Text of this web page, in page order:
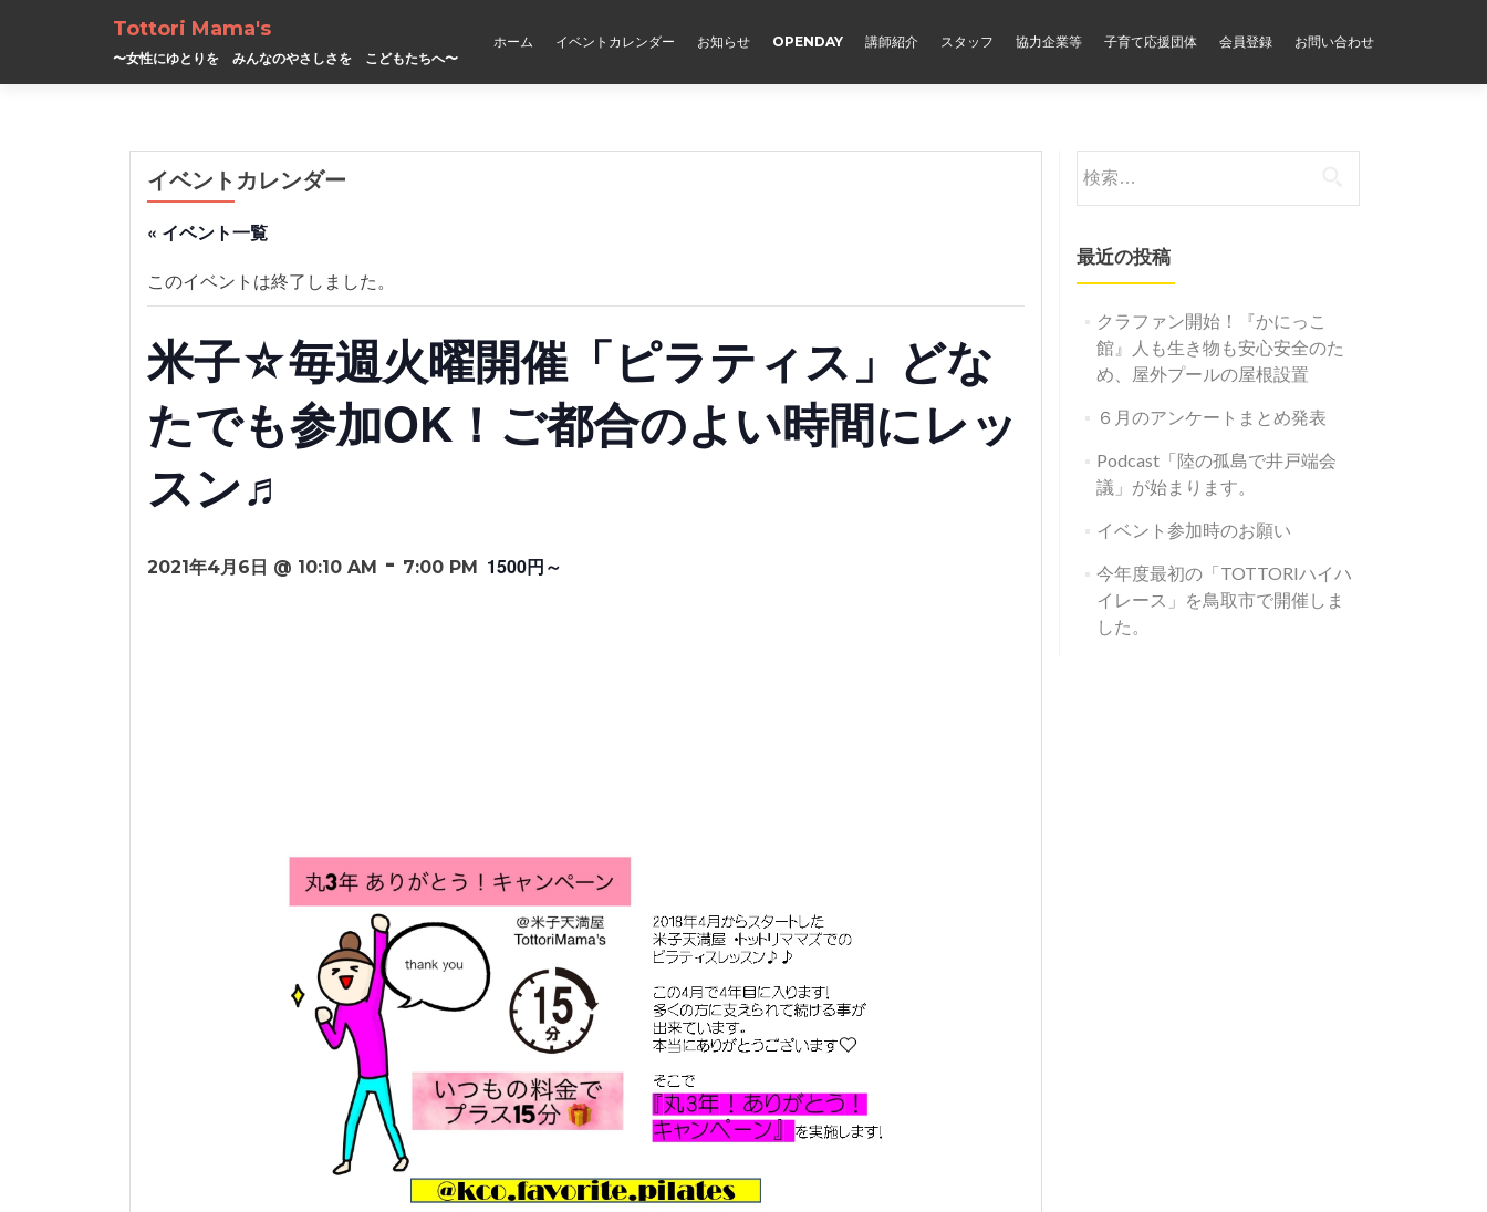
Tottori Mama's
〜女性にゆとりを みんなのやさしさを こどもたちへ〜
ホーム イベントカレンダー お知らせ OPENDAY 講師紹介 スタッフ 協力企業等 子育て応援団体 会員登録 お問い合わせ
イベントカレンダー
« イベント一覧
このイベントは終了しました。
米子☆毎週火曜開催「ピラティス」どな
たでも参加OK！ご都合のよい時間にレッ
スン♬
2021年4月6日 @ 10:10 AM - 7:00 PM 1500円～
索:
最近の投稿
クラファン開始！『かにっこ
館』人も生き物も安心安全のた
め、屋外プールの屋根設置
６月のアンケートまとめ発表
Podcast「陸の孤島で井戸端会
議」が始まります。
イベント参加時のお願い
今年度最初の「TOTTORIハイハ
イレース」を鳥取市で開催しま
した。